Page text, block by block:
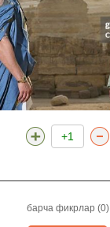
+1
барча фикрлар (0)